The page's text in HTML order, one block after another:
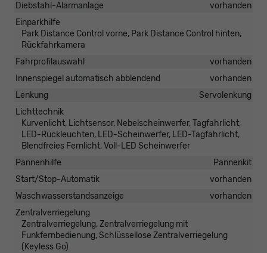
Diebstahl-Alarmanlage
vorhanden
Einparkhilfe
Park Distance Control vorne, Park Distance Control hinten,
Rückfahrkamera
Fahrprofilauswahl
vorhanden
Innenspiegel automatisch abblendend
vorhanden
Lenkung
Servolenkung
Lichttechnik
Kurvenlicht, Lichtsensor, Nebelscheinwerfer, Tagfahrlicht,
LED-Rückleuchten, LED-Scheinwerfer, LED-Tagfahrlicht,
Blendfreies Fernlicht, Voll-LED Scheinwerfer
Pannenhilfe
Pannenkit
Start/Stop-Automatik
vorhanden
Waschwasserstandsanzeige
vorhanden
Zentralverriegelung
Zentralverriegelung, Zentralverriegelung mit
Funkfernbedienung, Schlüssellose Zentralverriegelung
(Keyless Go)